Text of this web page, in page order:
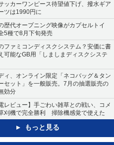
ッカーワンピース待望値下げ、撥水ギア
ツは1990円に
歴代オープニング映像がカプセルトイ
5種で8月下旬発売
ファミコンディスクシステム？安価に書
可能なGB用「しましまディスクシステ
ィ、オンライン限定「ネコバッグ＆タン
セット」を一般販売。7月の抽選販売の
効分
レビュー】手ごわい雑草との戦い、コメ
刈機で完全勝利 掃除機感覚で使えた
もっと見る